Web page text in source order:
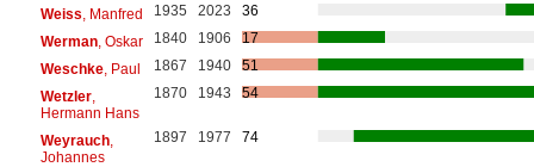
Weiss , Manfred 1935 2023
36
Werman, Oskar 1840 1906
17
Weschke, Paul 1867 1940
51
Wetzler,
Hermann Hans
1870 1943 54
Weyrauch,
Johannes
1897 1977 74